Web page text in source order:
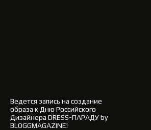
Ведется запись на создание
образа к Дню Российского
Дизайнера DRESS-ПАРАДУ by
BLOGGMAGAZINE!